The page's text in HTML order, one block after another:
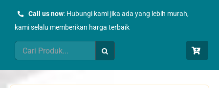
Call us now: Hubungi kami jika ada yang lebih murah,
kami selalu memberikan harga terbaik
Search
for: